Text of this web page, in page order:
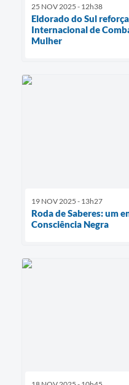
25 NOV 2025 - 12h38
Eldorado do Sul
Internacional de
Mulher
19 NOV 2025 - 13h27
Roda de Saberes: um
Consciência Negra